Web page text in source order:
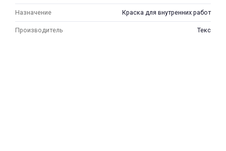
Назначение Краска для внутренних работ
Производитель Текс